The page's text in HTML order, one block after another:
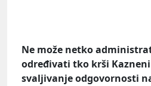
Ne može netko
određivati tko krši
svaljivanje odgovornosti